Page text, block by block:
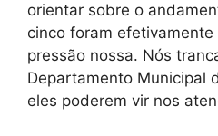
orientar sobre o
cinco foram efetivamente
pressão nossa. Nós
Departamento Municipal
eles poderem vir nos